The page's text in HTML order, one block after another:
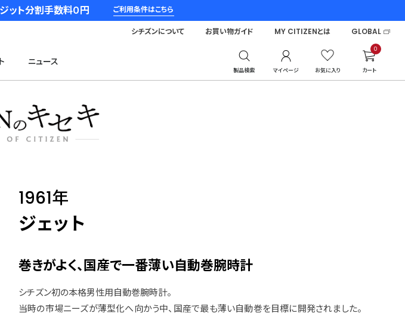
ット分割手数料０円 ご利用条件はこちら
ニュース
製品検索 マイページ お気に入り
0
カート
シチズンについて お買い物ガイド MY CITIZENとは GLOBAL
1961年
ジェット
巻きがよく、国産で一番薄い自動巻腕時計
シチズン初の本格男性用自動巻腕時計。
当時の市場ニーズが薄型化へ向かう中、国産で最も薄い自動巻を目標に開発されました。